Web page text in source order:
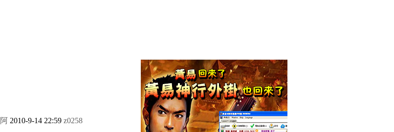
2010-9-14 22:59 z0258